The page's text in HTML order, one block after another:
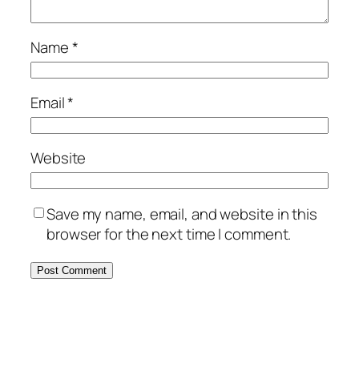
Name*
Email*
Website
Save my name, email, and website in this
browser for the next time I comment.